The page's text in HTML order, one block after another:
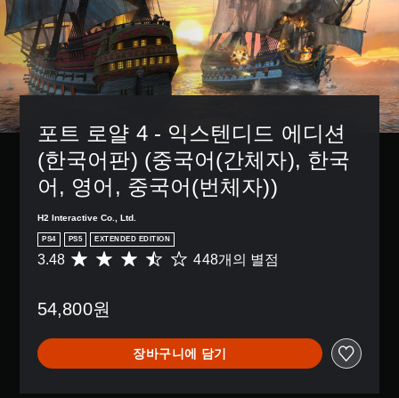
포트 로얄 4 - 익스텐디드 에디션
(한국어판) (중국어(간체자), 한국
어, 영어, 중국어(번체자))
H2 Interactive Co., Ltd.
PS4 PS5 EXTENDED EDITION
총
8
점
으
로
3.48 448개의 별점
54,800원
장바구니에 담기